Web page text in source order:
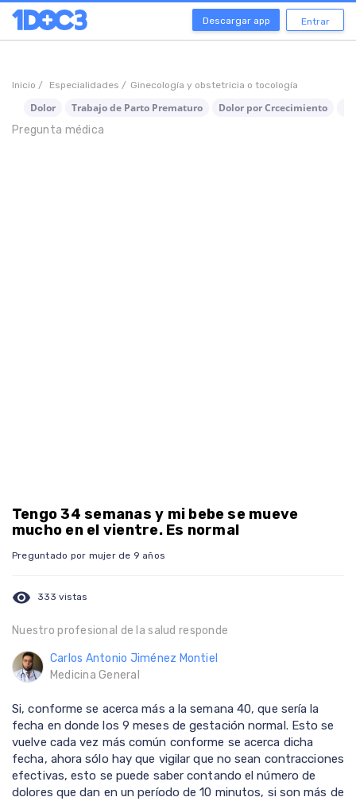
Descargar app Entrar
Inicio / Especialidades / Ginecología y obstetricia o tocología
Dolor Trabajo de Parto Prematuro Dolor por Crcecimiento
Pregunta médica
Tengo 34 semanas y mi bebe se mueve
mucho en el vientre. Es normal
Preguntado por mujer de 9 años
visibility 333 vistas
Nuestro profesional de la salud responde
Carlos Antonio Jiménez Montiel
Medicina General
Si, conforme se acerca más a la semana 40, que sería la
fecha en donde los 9 meses de gestación normal. Esto se
vuelve cada vez más común conforme se acerca dicha
fecha, ahora sólo hay que vigilar que no sean contracciones
efectivas, esto se puede saber contando el número de
dolores que dan en un período de 10 minutos, si son más de